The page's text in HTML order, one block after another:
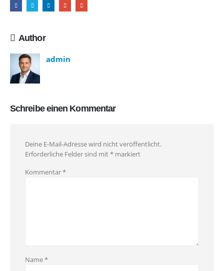
Author
admin
Schreibe einen Kommentar
Deine E-Mail-Adresse wird nicht veröffentlicht.
Erforderliche Felder sind mit* markiert
Kommentar*
Name*